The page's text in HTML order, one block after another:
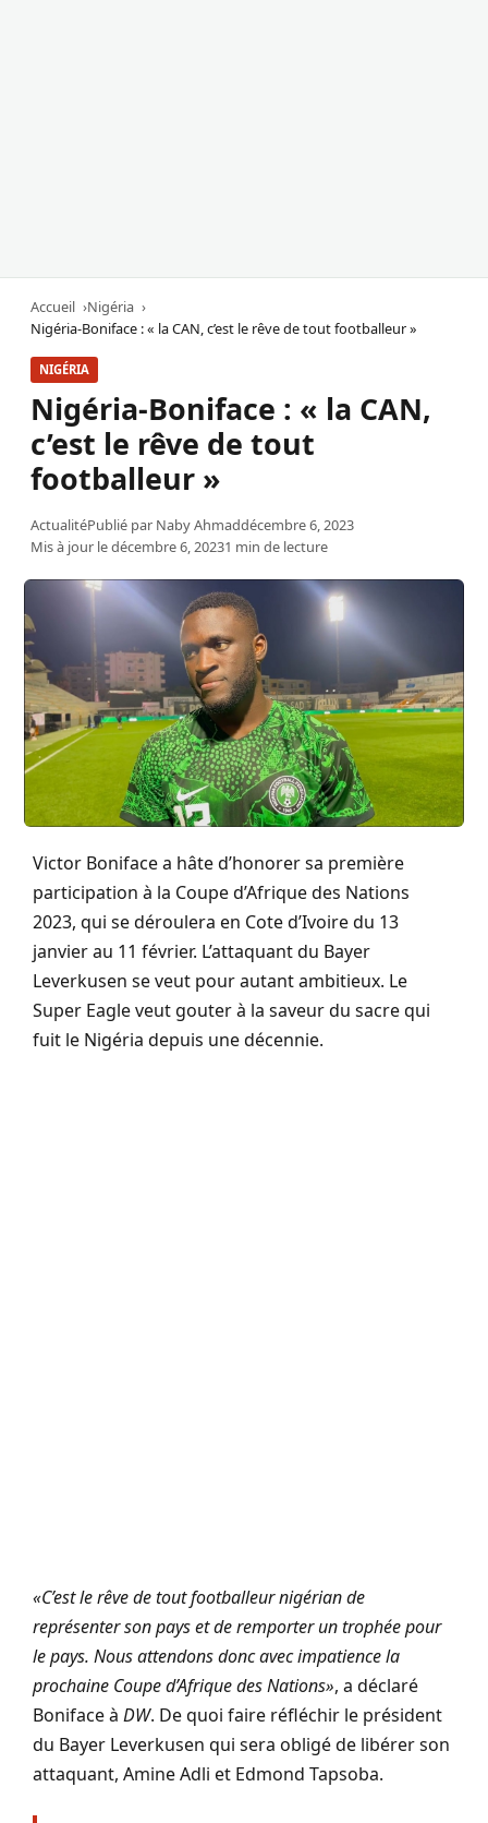
Accueil
Nigéria
Nigéria-Boniface : « la CAN, c’est le rêve de tout footballeur »
NIGÉRIA
Nigéria-Boniface : « la CAN,
c’est le rêve de tout
footballeur »
ActualitéPublié par Naby Ahmaddécembre 6, 2023
Mis à jour le décembre 6, 20231 min de lecture
Victor Boniface a hâte d’honorer sa première
participation à la Coupe d’Afrique des Nations
2023, qui se déroulera en Cote d’Ivoire du 13
janvier au 11 février. L’attaquant du Bayer
Leverkusen se veut pour autant ambitieux. Le
Super Eagle veut gouter à la saveur du sacre qui
fuit le Nigéria depuis une décennie.
«C’est le rêve de tout footballeur nigérian de
représenter son pays et de remporter un trophée pour
le pays. Nous attendons donc avec impatience la
prochaine Coupe d’Afrique des Nations», a déclaré
Boniface à DW. De quoi faire réfléchir le président
du Bayer Leverkusen qui sera obligé de libérer son
attaquant, Amine Adli et Edmond Tapsoba.